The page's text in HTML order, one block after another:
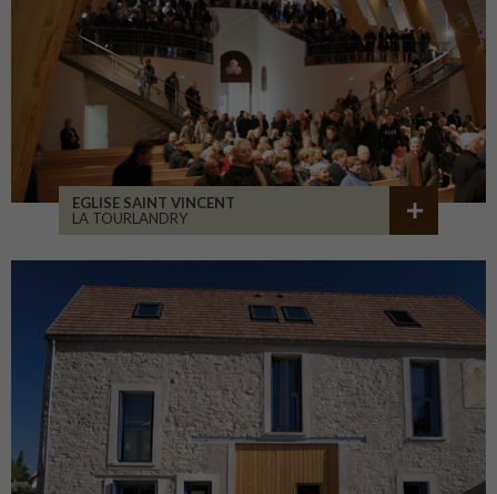
EGLISE SAINT VINCENT
LA TOURLANDRY